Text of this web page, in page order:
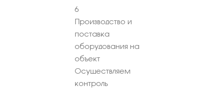
6
Производство и
поставка
оборудования на
объект
Осуществляем
контроль